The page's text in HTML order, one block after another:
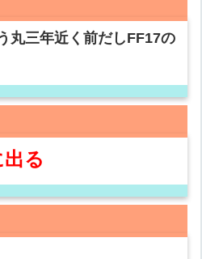
丸三年近く前だしFF17の
る